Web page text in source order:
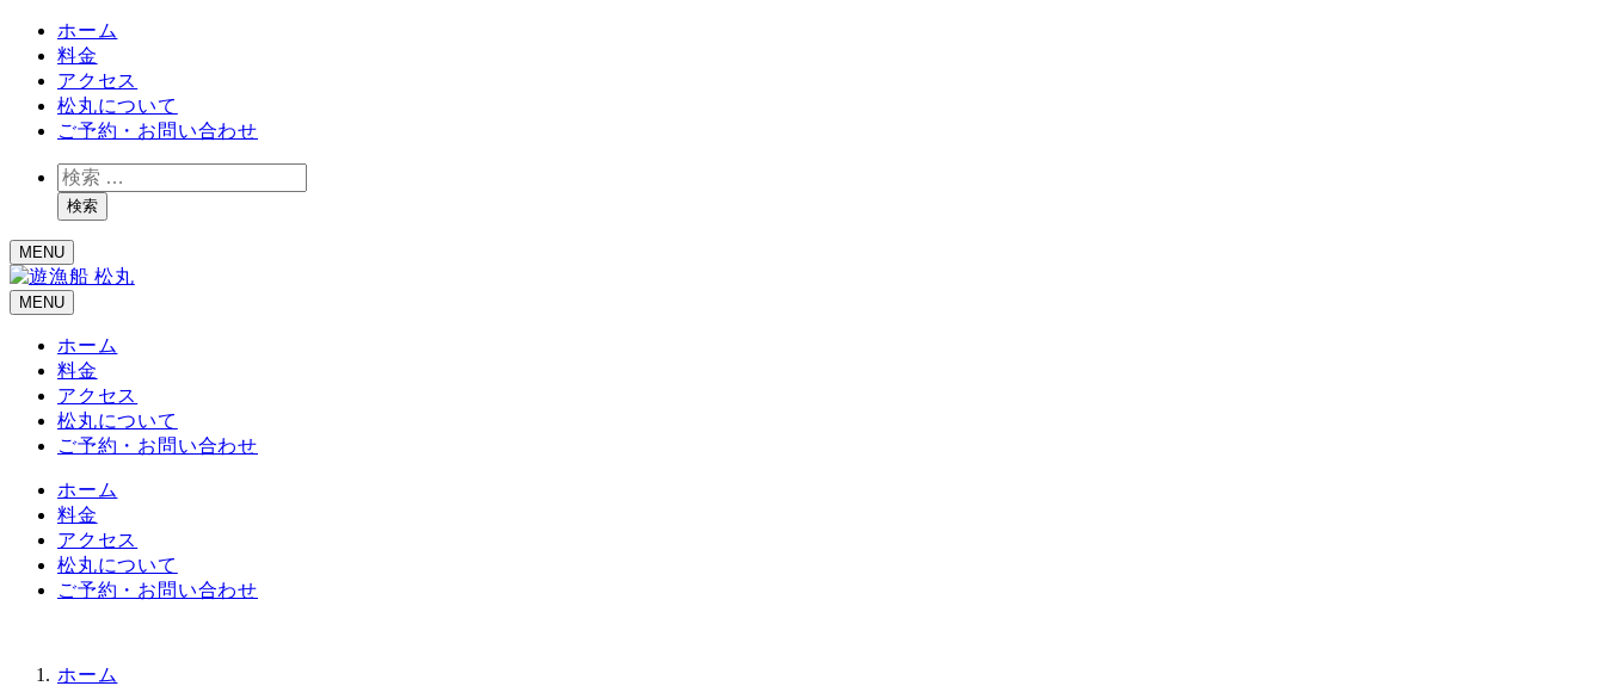
ホーム
料金
アクセス
松丸について
ご予約・お問い合わせ
検
索検索
MENU
MENU
ホーム
料金
アクセス
松丸について
ご予約・お問い合わせ
ホーム
料金
アクセス
松丸について
ご予約・お問い合わせ
ホーム